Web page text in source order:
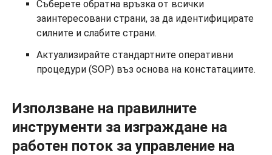
Съберете обратна връзка от всички
заинтересовани страни, за да идентифицирате
силните и слабите страни.
Актуализирайте стандартните оперативни
процедури (SOP) въз основа на констатациите.
Използване на правилните
инструменти за изграждане на
работен поток за управление на